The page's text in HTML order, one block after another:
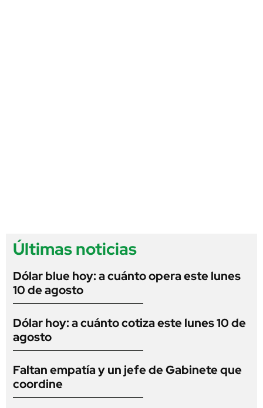
Últimas noticias
Dólar blue hoy: a cuánto opera este lunes
10 de agosto
Dólar hoy: a cuánto cotiza este lunes 10 de
agosto
Faltan empatía y un jefe de Gabinete que
coordine